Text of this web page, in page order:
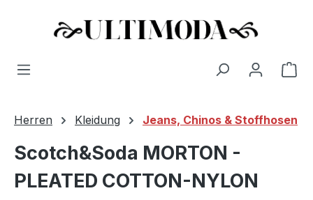
Zum Hauptinhalt springen
Herren Kleidung Jeans, Chinos & Stoffhosen
Scotch&Soda MORTON -
PLEATED COTTON-NYLON